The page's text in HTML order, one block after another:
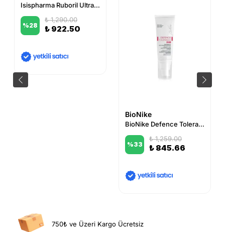
Isispharma Ruboril Ultra-Fresh Losyon Yatıştırıcı Temizleyici 250 ml
%28
₺ 1,290.00
₺ 922.50
BioNike
BioNike Defence Tolerance Ar+ 40 ml
%33
₺ 1,259.00
₺ 845.66
750₺ ve Üzeri Kargo Ücretsiz